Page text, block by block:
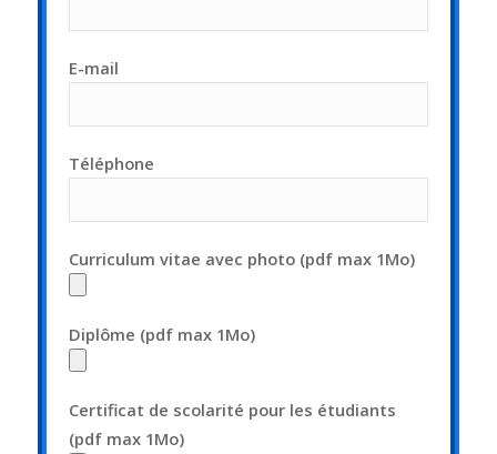
E-mail
Téléphone
Curriculum vitae avec photo (pdf max 1Mo)
Diplôme (pdf max 1Mo)
Certificat de scolarité pour les étudiants
(pdf max 1Mo)